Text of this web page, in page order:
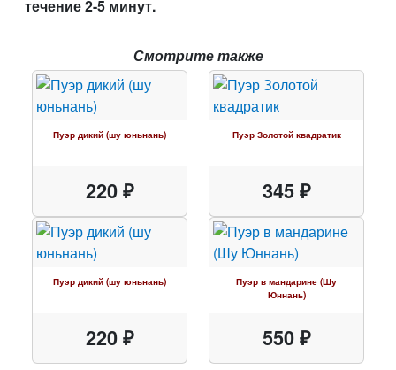
течение 2-5 минут.
Смотрите также
Пуэр дикий (шу юньнань)
220 ₽
Пуэр Золотой квадратик
345 ₽
Пуэр дикий (шу юньнань)
220 ₽
Пуэр в мандарине (Шу
Юннань)
550 ₽